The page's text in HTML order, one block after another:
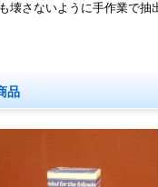
壊さないように手作業で抽
品